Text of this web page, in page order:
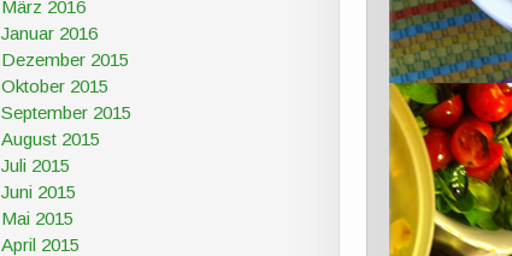
März 2016
Januar 2016
Dezember 2015
Oktober 2015
September 2015
August 2015
Juli 2015
Juni 2015
Mai 2015
April 2015